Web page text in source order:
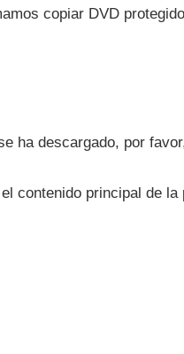
copiar DVD
ha descargado, por
contenido principal de la